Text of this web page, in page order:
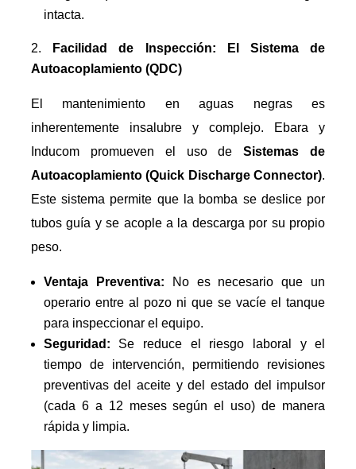
intacta.
Facilidad de Inspección: El Sistema de
Autoacoplamiento (QDC)
El mantenimiento en aguas negras es
inherentemente insalubre y complejo. Ebara y
Inducom promueven el uso deSistemas de
Autoacoplamiento (Quick Discharge Connector).
Este sistema permite que la bomba se deslice por
tubos guía y se acople a la descarga por su propio
peso.
Ventaja Preventiva: No es necesario que un
operario entre al pozo ni que se vacíe el tanque
para inspeccionar el equipo.
Seguridad: Se reduce el riesgo laboral y el
tiempo de intervención, permitiendo revisiones
preventivas del aceite y del estado del impulsor
(cada 6 a 12 meses según el uso) de manera
rápida y limpia.